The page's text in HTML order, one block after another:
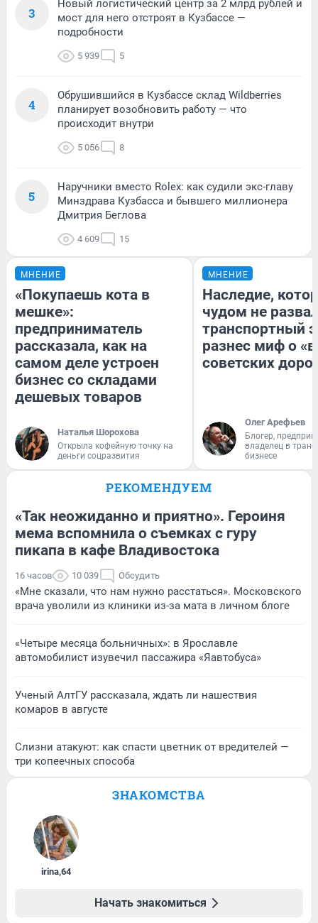
3
Новый логистический центр за 2 млрд рублей и
мост для него отстроят в Кузбассе —
подробности
5 939 5
4
Обрушившийся в Кузбассе склад Wildberries
планирует возобновить работу — что
происходит внутри
5 056 8
5
Наручники вместо Rolex: как судили экс-главу
Минздрава Кузбасса и бывшего миллионера
Дмитрия Беглова
4 609 15
МНЕНИЕ
«Покупаешь кота в
мешке»:
предприниматель
рассказала, как на
самом деле устроен
бизнес со складами
дешевых товаров
Наталья Шорохова
Открыла кофейную точку на
деньги соцразвития
МНЕНИЕ
Наследие,
чудом не
транспортный
разнес миф о
советских
Олег Арефьев
Блогер,
владелец в
бизнесе
РЕКОМЕНДУЕМ
«Так неожиданно и приятно». Героиня
мема вспомнила о съемках с гуру
пикапа в кафе Владивостока
16 часов 10 039 Обсудить
«Мне сказали, что нам нужно расстаться». Московского
врача уволили из клиники из-за мата в личном блоге
«Четыре месяца больничных»: в Ярославле
автомобилист изувечил пассажира «Яавтобуса»
Ученый АлтГУ рассказала, ждать ли нашествия
комаров в августе
Слизни атакуют: как спасти цветник от вредителей —
три копеечных способа
ЗНАКОМСТВА
irina,64
Начать знакомиться